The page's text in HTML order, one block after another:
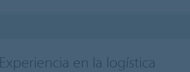
Experiencia en la logística